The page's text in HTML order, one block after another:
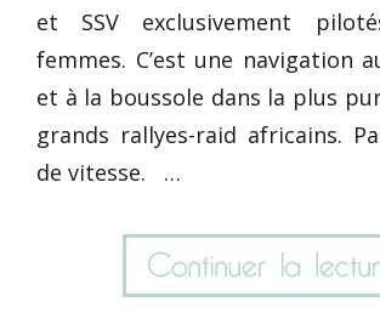
et SSV exclusivement
femmes. C’est une navigation
et à la boussole dans la plus
grands rallyes-raid africains.
de vitesse. …